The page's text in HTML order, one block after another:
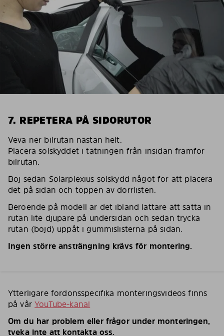
7. REPETERA PÅ SIDORUTOR
Veva ner bilrutan nästan helt.
Placera solskyddet i tätningen från insidan framför
bilrutan.
Böj sedan Solarplexius solskydd något för att placera
det på sidan och toppen av dörrlisten.
Beroende på modell är det ibland lättare att sätta in
rutan lite djupare på undersidan och sedan trycka
rutan (böjd) uppåt i gummislisterna på sidan.
Ingen större ansträngning krävs för montering.
Ytterligare fordonsspecifika monteringsvideos finns
på vårYouTube-kanal
Om du har problem eller frågor under monteringen,
tveka inte att kontakta oss.